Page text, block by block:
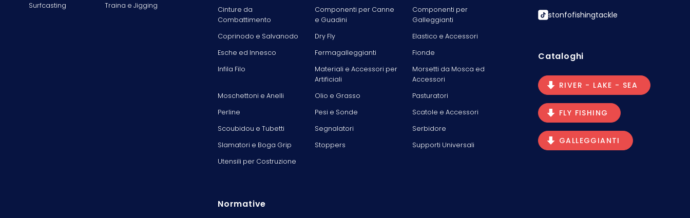
Surfcasting
Traina e Jigging
Cinture da
Combattimento
Componenti per Canne
e Guadini
Componenti per
Galleggianti
Coprinodo e Salvanodo
Dry Fly
Elastico e Accessori
Esche ed Innesco
Fermagalleggianti
Fionde
Infila Filo
Materiali e Accessori per
Artificiali
Morsetti da Mosca ed
Accessori
Moschettoni e Anelli
Olio e Grasso
Pasturatori
Perline
Pesi e Sonde
Scatole e Accessori
Scoubidou e Tubetti
Segnalatori
Serbidore
Slamatori e Boga Grip
Stoppers
Supporti Universali
Utensili per Costruzione
Normative
stonfofishingtackle
Cataloghi
RIVER - LAKE - SEA
FLY FISHING
GALLEGGIANTI